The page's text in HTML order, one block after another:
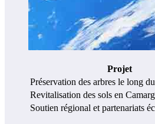
Projet
Préservation des arbres le long
Revitalisation des sols en
Soutien régional et partenariats